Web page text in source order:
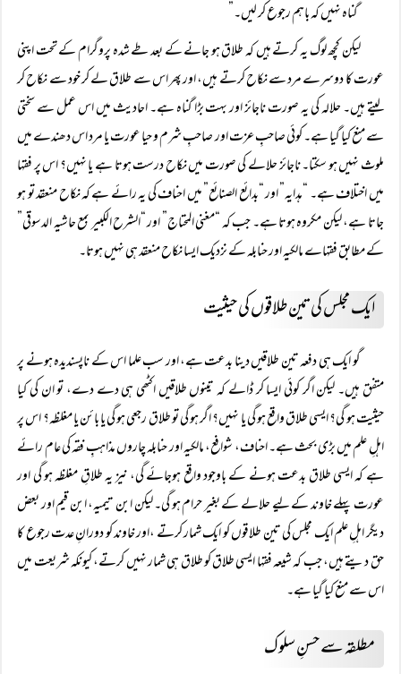
گناہ نہیں کہ باہم رجوع کر لیں۔”
لیکن کچھ لوگ یہ کرتے ہیں کہ طلاق ہو جانے کے بعد طے شدہ پروگرام کے تحت اپنی
عورت کا دوسرے مرد سے نکاح کرتے ہیں، اور پھر اس سے طلاق لے کر خود سے نکاح کر
لیتے ہیں۔ حلالہ کی یہ صورت ناجائز اور بہت بڑا گناہ ہے۔ احادیث میں اس عمل سے سختی
سے منع کیا گیا ہے۔ کوئی صاحبِ عزت اور صاحبِ شرم و حیا عورت یا مرد اس دھندے میں
ملوث نہیں ہو سکتا۔ ناجائز حلالے کی صورت میں نکاح درست ہوتا ہے یا نہیں؟ اس پر فقہا
میں اختلاف ہے۔ “ہدایہ” اور “بدائع الصنائع” میں احناف کی یہ رائے ہے کہ نکاح منعقد تو ہو
جاتا ہے، لیکن مکروہ ہوتا ہے۔ جب کہ “مغنی المحتاج” اور “الشرح الکبیر بمع حاشیہ الدسوقی”
کے مطابق فقہاے مالکیہ اور حنابلہ کے نزدیک ایسا نکاح منعقد ہی نہیں ہوتا۔
ایک مجلس کی تین طلاقوں کی حیثیت
گو ایک ہی دفعہ تین طلاقیں دینا بدعت ہے، اور سب علما اس کے ناپسندیدہ ہونے پر
متفق ہیں۔ لیکن اگر کوئی ایسا کر ڈالے کہ تینوں طلاقیں اکٹھی ہی دے دے، تو ان کی کیا
حیثیت ہو گی؟ ایسی طلاق واقع ہو گی یا نہیں؟ اگر ہو گی تو طلاق رجعی ہو گی یا بائن یا مغلظہ؟ اس پر
اہلِ علم میں بڑی بحث ہے۔ احناف، شوافع، مالکیہ اور حنابلہ چاروں مذاہبِ فقہ کی عام رائے
ہے کہ ایسی طلاق بدعت ہونے کے باوجود واقع ہوجائے گی، نیز یہ طلاقِ مغلظہ ہو گی اور
عورت پہلے خاوند کے لیے حلالے کے بغیر حرام ہو گی۔ لیکن ابن تیمیہ، ابن قیم اور بعض
دیگر اہلِ علم ایک مجلس کی تین طلاقوں کو ایک شمار کرتے ،اور خاوند کو دورانِ عدت رجوع کا
حق دیتے ہیں، جب کہ شیعہ فقہا ایسی طلاق کو طلاق ہی شمار نہیں کرتے، کیونکہ شریعت میں
اس سے منع کیا گیا ہے۔
مطلقہ سے حسنِ سلوک